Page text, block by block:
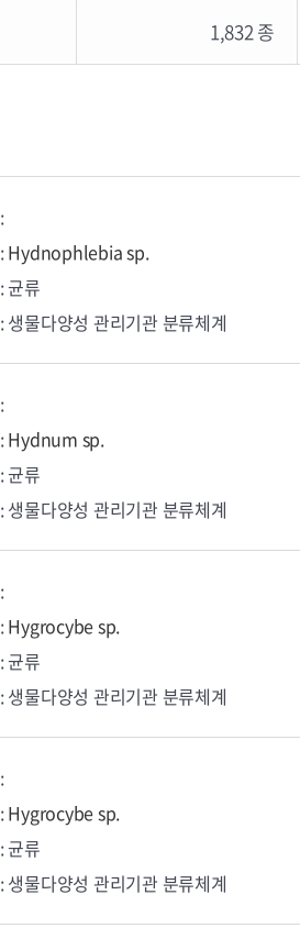
1,832 종
:
:Hydnophlebia sp.
: 균류
: 생물다양성 관리기관 분류체계
:
:Hydnum sp.
: 균류
: 생물다양성 관리기관 분류체계
:
:Hygrocybe sp.
: 균류
: 생물다양성 관리기관 분류체계
:
:Hygrocybe sp.
: 균류
: 생물다양성 관리기관 분류체계